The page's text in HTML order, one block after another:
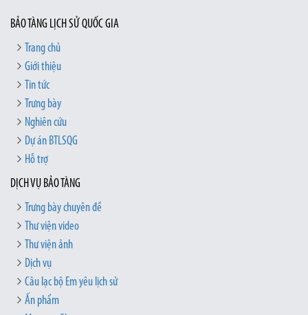
BẢO TÀNG LỊCH SỬ QUỐC GIA
Trang chủ
Giới thiệu
Tin tức
Trưng bày
Nghiên cứu
Dự án BTLSQG
Hỗ trợ
DỊCH VỤ BẢO TÀNG
Trưng bày chuyên đề
Thư viện video
Thư viện ảnh
Dịch vụ
Câu lạc bộ Em yêu lịch sử
Ấn phẩm